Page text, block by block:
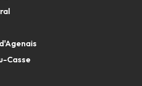
Casse